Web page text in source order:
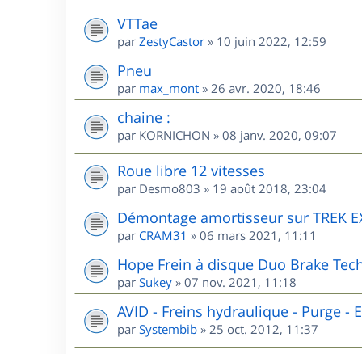
VTTae
par ZestyCastor » 10 juin 2022, 12:59
Pneu
par max_mont » 26 avr. 2020, 18:46
chaine :
par KORNICHON » 08 janv. 2020, 09:07
Roue libre 12 vitesses
par Desmo803 » 19 août 2018, 23:04
Démontage amortisseur sur TREK
par CRAM31 » 06 mars 2021, 11:11
Hope Frein à disque Duo Brake
par Sukey » 07 nov. 2021, 11:18
AVID - Freins hydraulique - Purge -
par Systembib » 25 oct. 2012, 11:37